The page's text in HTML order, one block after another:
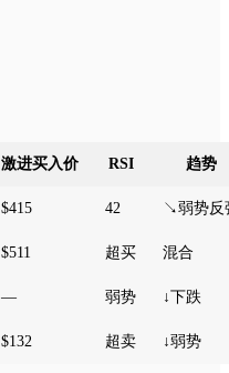
激进买入价 RSI 趋势
$415 42 ↘弱势反
$511 超买 混合
— 弱势 ↓下跌
$132 超卖 ↓弱势